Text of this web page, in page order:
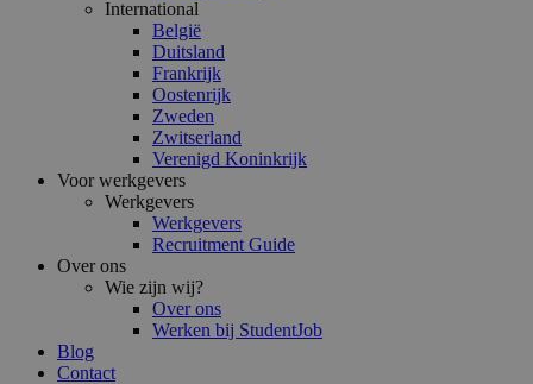
International
België
Duitsland
Frankrijk
Oostenrijk
Zweden
Zwitserland
Verenigd Koninkrijk
Voor werkgevers
Werkgevers
Werkgevers
Recruitment Guide
Over ons
Wie zijn wij?
Over ons
Werken bij StudentJob
Blog
Contact